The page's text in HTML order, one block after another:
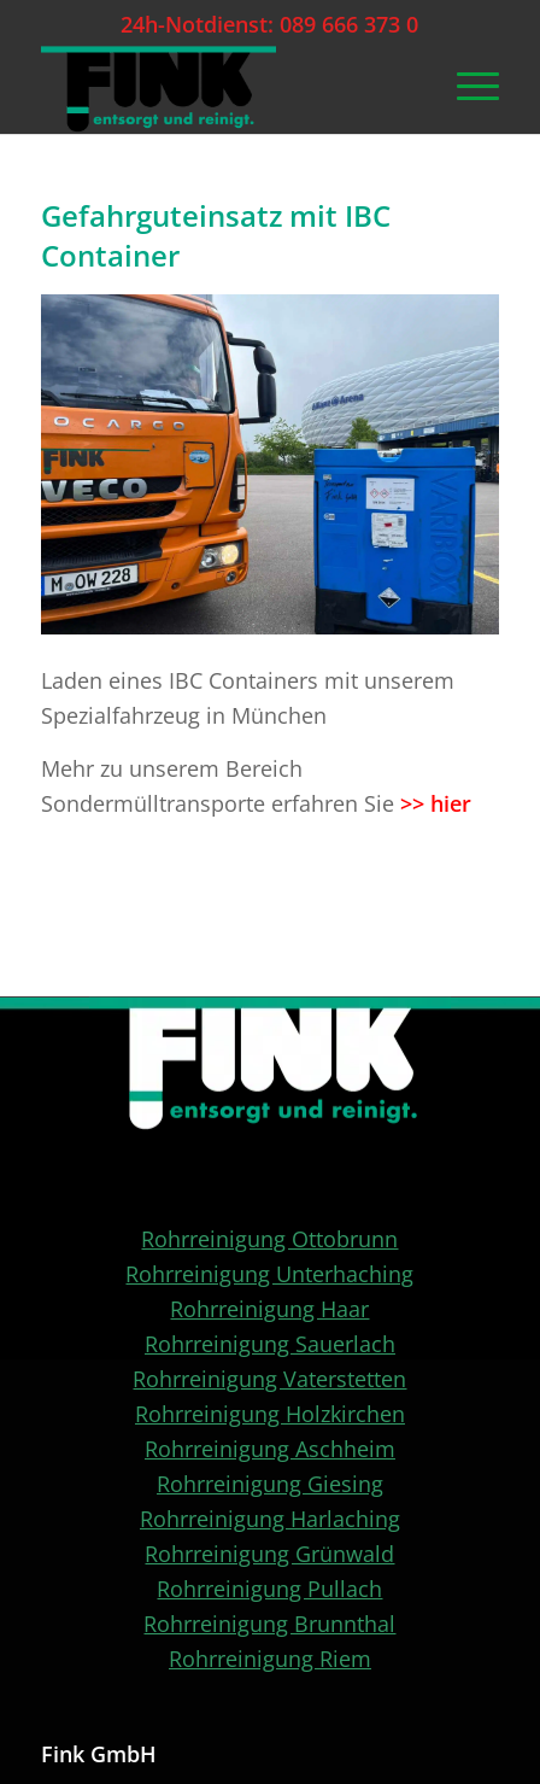
24h-Notdienst: 089 666 373 0
Gefahrguteinsatz mit IBC
Container
Laden eines IBC Containers mit unserem
Spezialfahrzeug in München
Mehr zu unserem Bereich
Sondermülltransporte erfahren Sie >> hier
Rohrreinigung Ottobrunn
Rohrreinigung Unterhaching
Rohrreinigung Haar
Rohrreinigung Sauerlach
Rohrreinigung Vaterstetten
Rohrreinigung Holzkirchen
Rohrreinigung Aschheim
Rohrreinigung Giesing
Rohrreinigung Harlaching
Rohrreinigung Grünwald
Rohrreinigung Pullach
Rohrreinigung Brunnthal
Rohrreinigung Riem
Fink GmbH